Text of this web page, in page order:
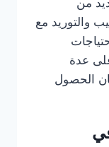
من
والتوريد مع
عدة
الحصول